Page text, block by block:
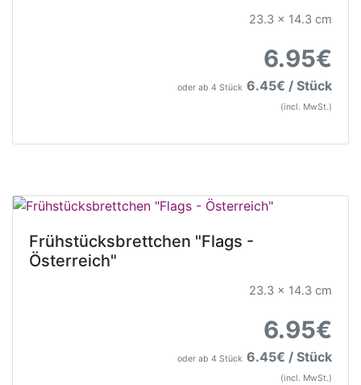
23.3 x 14.3 cm
6.95€
oder ab 4 Stück 6.45€ / Stück
(incl. MwSt.)
Frühstücksbrettchen "Flags -
Österreich"
23.3 x 14.3 cm
6.95€
oder ab 4 Stück 6.45€ / Stück
(incl. MwSt.)